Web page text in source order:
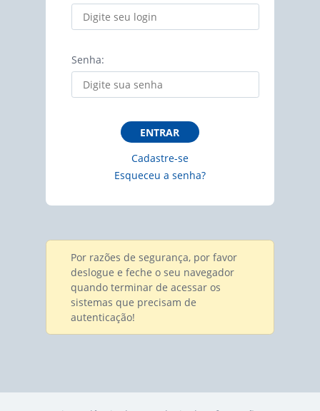
Senha:
ENTRAR
Cadastre-se
Esqueceu a senha?
Por razões de segurança, por favor
deslogue e feche o seu navegador
quando terminar de acessar os
sistemas que precisam de
autenticação!